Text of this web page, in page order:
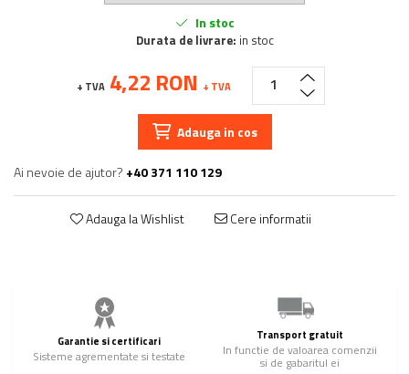
In stoc
Durata de livrare: in stoc
+ TVA 4,22 RON + TVA
Adauga in cos
Ai nevoie de ajutor? +40 371 110 129
Adauga la Wishlist Cere informatii
Garantie si certificari
Sisteme agrementate si testate
Transport gratuit
In functie de valoarea comenzii
si de gabaritul ei